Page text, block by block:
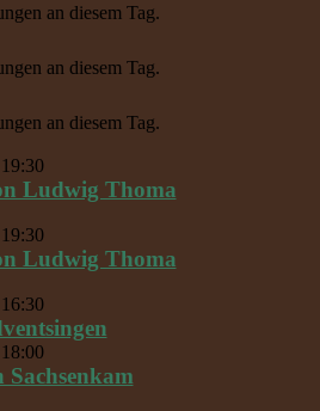
an diesem Tag.
an diesem Tag.
an diesem Tag.
Ludwig Thoma
Ludwig Thoma
Sachsenkam